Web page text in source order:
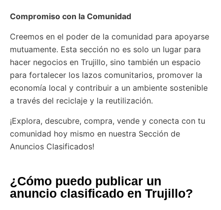
Compromiso con la Comunidad
Creemos en el poder de la comunidad para apoyarse
mutuamente. Esta sección no es solo un lugar para
hacer negocios en Trujillo, sino también un espacio
para fortalecer los lazos comunitarios, promover la
economía local y contribuir a un ambiente sostenible
a través del reciclaje y la reutilización.
¡Explora, descubre, compra, vende y conecta con tu
comunidad hoy mismo en nuestra Sección de
Anuncios Clasificados!
¿Cómo puedo publicar un
anuncio clasificado en Trujillo?